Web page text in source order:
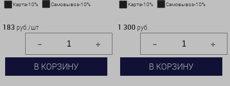
Карта-10% Самовывоз-10%
183 руб./шт
В КОРЗИНУ
Карта-10% Самовывоз-10%
1 300 руб.
В КОРЗИНУ